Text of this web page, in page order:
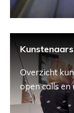
Overzicht
open calls en